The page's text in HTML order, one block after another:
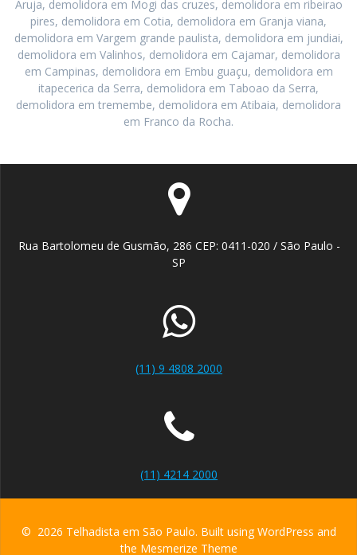
Aruja, demolidora em Mogi das cruzes, demolidora em ribeirao
pires, demolidora em Cotia, demolidora em Granja viana,
demolidora em Vargem grande paulista, demolidora em jundiai,
demolidora em Valinhos, demolidora em Cajamar, demolidora
em Campinas, demolidora em Embu guaçu, demolidora em
itapecerica da Serra, demolidora em Taboao da Serra,
demolidora em tremembe, demolidora em Atibaia, demolidora
em Franco da Rocha.
Rua Bartolomeu de Gusmão, 286 CEP: 0411-020 / São Paulo -
SP
(11) 9 4808 2000
(11) 4214 2000
© 2026 Telhadista em São Paulo. Built using WordPress and
the Mesmerize Theme